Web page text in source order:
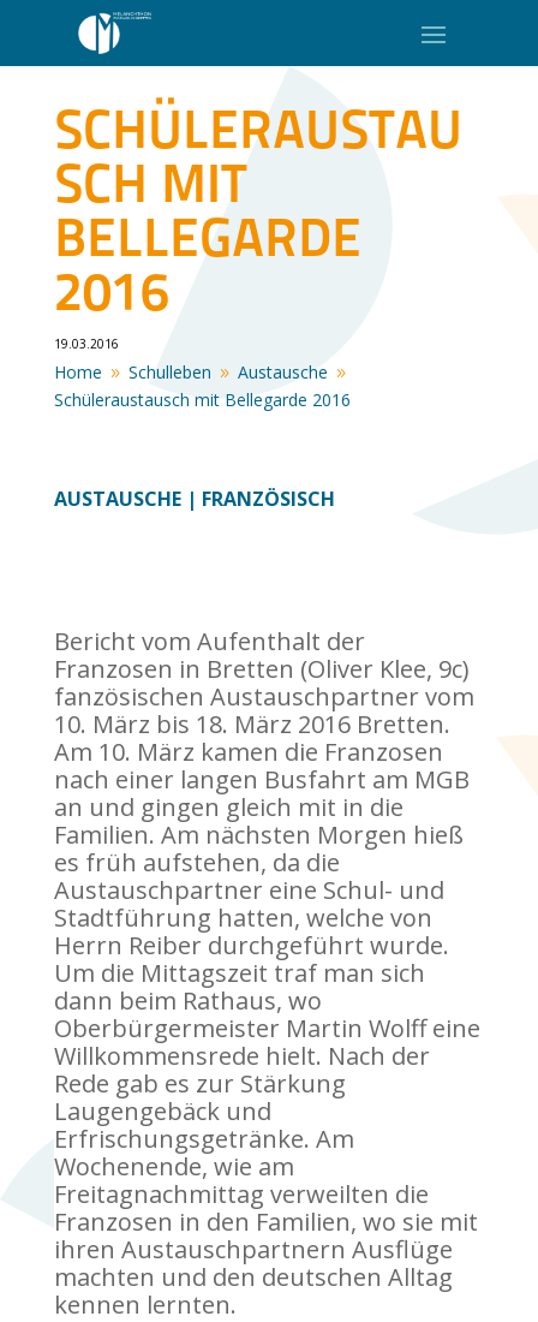
SCHÜLERAUSTAU
SCH MIT
BELLEGARDE
2016
19.03.2016
Home 9 Schulleben 9 Austausche 9
Schüleraustausch mit Bellegarde 2016
AUSTAUSCHE | FRANZÖSISCH
Bericht vom Aufenthalt der
Franzosen in Bretten (Oliver Klee, 9c)
fanzösischen Austauschpartner vom
10. März bis 18. März 2016 Bretten.
Am 10. März kamen die Franzosen
nach einer langen Busfahrt am MGB
an und gingen gleich mit in die
Familien. Am nächsten Morgen hieß
es früh aufstehen, da die
Austauschpartner eine Schul- und
Stadtführung hatten, welche von
Herrn Reiber durchgeführt wurde.
Um die Mittagszeit traf man sich
dann beim Rathaus, wo
Oberbürgermeister Martin Wolff eine
Willkommensrede hielt. Nach der
Rede gab es zur Stärkung
Laugengebäck und
Erfrischungsgetränke. Am
Wochenende, wie am
Freitagnachmittag verweilten die
Franzosen in den Familien, wo sie mit
ihren Austauschpartnern Ausflüge
machten und den deutschen Alltag
kennen lernten.